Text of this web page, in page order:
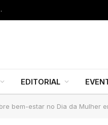
— Weekend Edition 372
EDITORIAL
bem-estar no Dia da Mulher